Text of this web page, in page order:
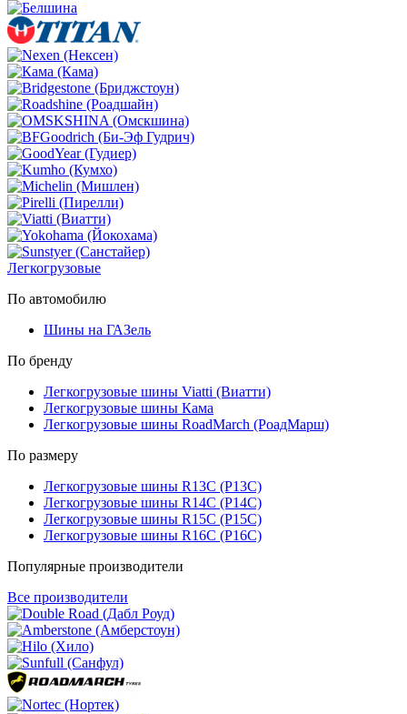
Легкогрузовые
По автомобилю
Шины на ГАЗель
По бренду
Легкогрузовые шины Viatti (Виатти)
Легкогрузовые шины Кама
Легкогрузовые шины RoadMarch (РоадМарш)
По размеру
Легкогрузовые шины R13C (Р13С)
Легкогрузовые шины R14C (Р14С)
Легкогрузовые шины R15C (Р15С)
Легкогрузовые шины R16C (Р16С)
Популярные производители
Все производители